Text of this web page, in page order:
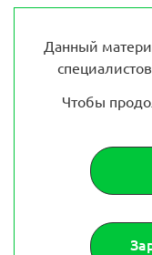
Данный
Чтобы